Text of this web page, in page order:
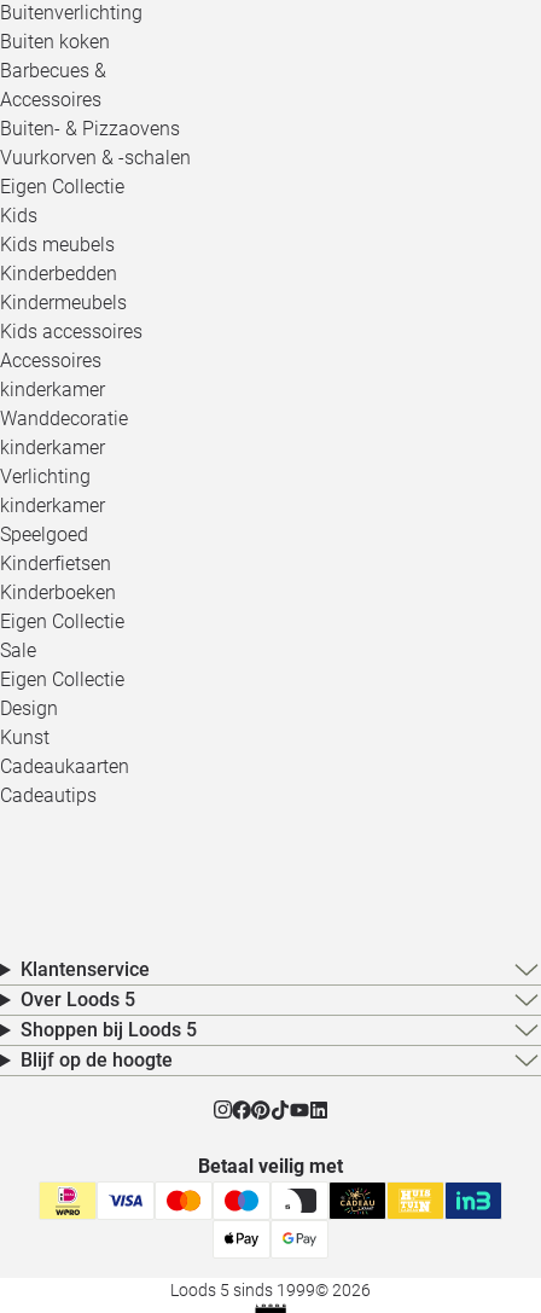
Buitenverlichting
Buiten koken
Barbecues &
Accessoires
Buiten- & Pizzaovens
Vuurkorven & -schalen
Eigen Collectie
Kids
Kids meubels
Kinderbedden
Kindermeubels
Kids accessoires
Accessoires
kinderkamer
Wanddecoratie
kinderkamer
Verlichting
kinderkamer
Speelgoed
Kinderfietsen
Kinderboeken
Eigen Collectie
Sale
Eigen Collectie
Design
Kunst
Cadeaukaarten
Cadeautips
Klantenservice
Over Loods 5
Shoppen bij Loods 5
Blijf op de hoogte
Betaal veilig met
Loods 5 sinds 1999© 2026